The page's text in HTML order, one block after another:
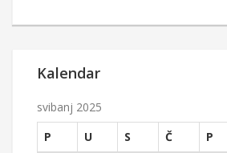
Kalendar
svibanj 2025
P
U S Č P